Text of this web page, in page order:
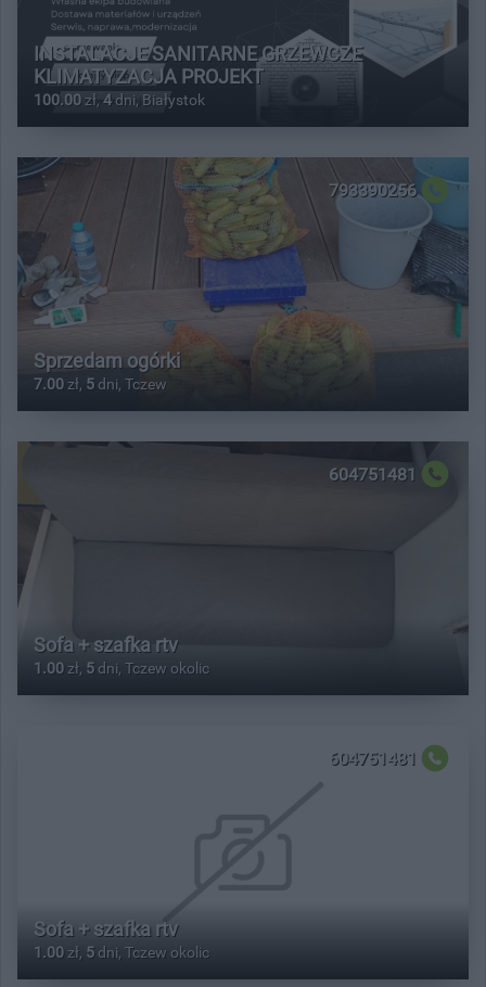
INSTALACJE SANITARNE GRZEWCZE
KLIMATYZACJA PROJEKT
100.00 zł, 4dni, Białystok
793390256
Sprzedam ogórki
7.00 zł, 5 dni, Tczew
604751481
Sofa + szafka rtv
1.00 zł, 5 dni, Tczew okolic
604751481
Sofa + szafka rtv
1.00 zł, 5 dni, Tczew okolic